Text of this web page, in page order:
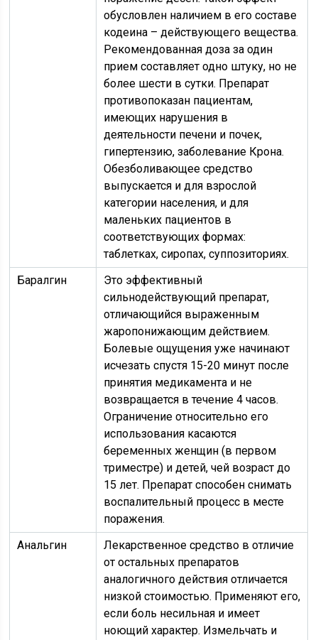
обусловлен наличием в его составе
кодеина – действующего вещества.
Рекомендованная доза за один
прием составляет одно штуку, но не
более шести в сутки. Препарат
противопоказан пациентам,
имеющих нарушения в
деятельности печени и почек,
гипертензию, заболевание Крона.
Обезболивающее средство
выпускается и для взрослой
категории населения, и для
маленьких пациентов в
соответствующих формах:
таблетках, сиропах, суппозиториях.
Баралгин
Это эффективный
сильнодействующий препарат,
отличающийся выраженным
жаропонижающим действием.
Болевые ощущения уже начинают
исчезать спустя 15-20 минут после
принятия медикамента и не
возвращается в течение 4 часов.
Ограничение относительно его
использования касаются
беременных женщин (в первом
триместре) и детей, чей возраст до
15 лет. Препарат способен снимать
воспалительный процесс в месте
поражения.
Анальгин
Лекарственное средство в отличие
от остальных препаратов
аналогичного действия отличается
низкой стоимостью. Применяют его,
если боль несильная и имеет
ноющий характер. Измельчать и